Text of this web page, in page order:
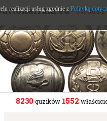
- Strona
8230 guzików 1552
realizacji usług zgodnie z Polityką